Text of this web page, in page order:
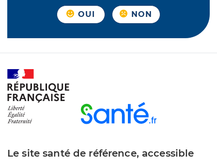
OUI NON
Le site santé de référence, accessible